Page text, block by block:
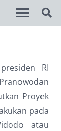
RI
Proyek
pada
atau